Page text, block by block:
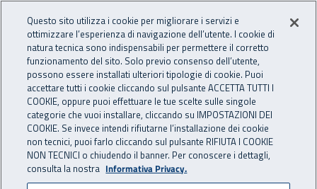
INAIL - Istituto Nazionale
Apri cerca
Navigazione principale
Navigazione - Ti trovi in:
Home Inail comunica News
22 giugno 2022
Questo sito utilizza i cookie per migliorare i servizi e
ottimizzare l’esperienza di navigazione dell’utente. I cookie di
natura tecnica sono indispensabili per permettere il corretto
funzionamento del sito. Solo previo consenso dell’utente,
possono essere installati ulteriori tipologie di cookie. Puoi
accettare tutti i cookie cliccando sul pulsante ACCETTA TUTTI I
COOKIE, oppure puoi effettuare le tue scelte sulle singole
categorie che vuoi installare, cliccando su IMPOSTAZIONI DEI
COOKIE. Se invece intendi rifiutarne l’installazione dei cookie
non tecnici, puoi farlo cliccando sul pulsante RIFIUTA I COOKIE
NON TECNICI o chiudendo il banner. Per conoscere i dettagli,
consulta la nostra Informativa Privacy.